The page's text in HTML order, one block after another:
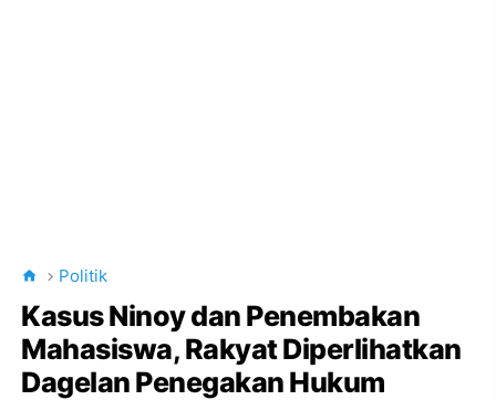
Politik
Kasus Ninoy dan Penembakan
Mahasiswa, Rakyat Diperlihatkan
Dagelan Penegakan Hukum